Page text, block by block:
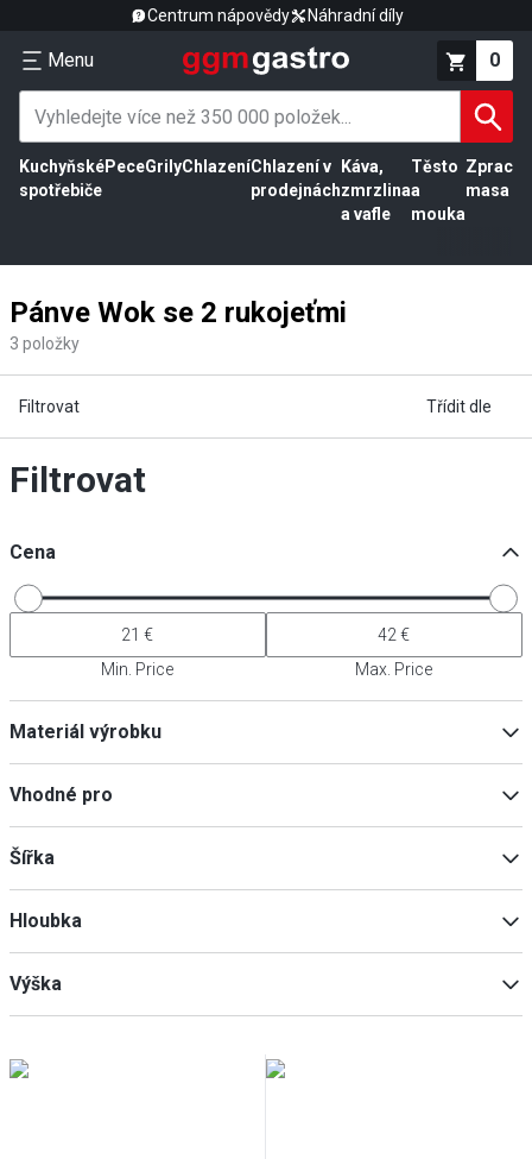
Centrum nápovědy Náhradní díly
Menu 0
Kuchyňské
spotřebiče
PeceGrilyChlazeníChlazení v
prodejnách
Káva,
zmrzlina
a vafle
Těsto
a
mouka
masa
Pánve Wok se 2 rukojeťmi
3 položky
Filtrovat Třídit dle
Filtrovat
Cena
Min. Price Max. Price
Materiál výrobku
Ocel( 1)
Vhodné pro
Indukce
Šířka
Hloubka
Výška